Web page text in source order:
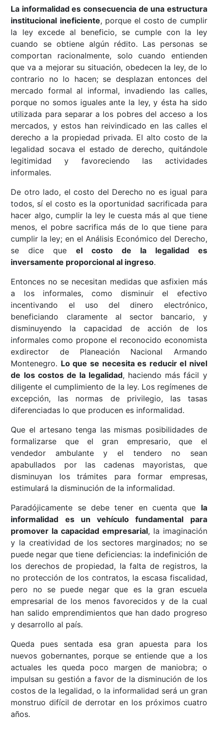
La informalidad es consecuencia de una estructura
institucional ineficiente, porque el costo de cumplir
la ley excede al beneficio, se cumple con la ley
cuando se obtiene algún rédito. Las personas se
comportan racionalmente, solo cuando entienden
que va a mejorar su situación, obedecen la ley, de lo
contrario no lo hacen; se desplazan entonces del
mercado formal al informal, invadiendo las calles,
porque no somos iguales ante la ley, y ésta ha sido
utilizada para separar a los pobres del acceso a los
mercados, y estos han reivindicado en las calles el
derecho a la propiedad privada. El alto costo de la
legalidad socava el estado de derecho, quitándole
legitimidad y favoreciendo las actividades
informales.
De otro lado, el costo del Derecho no es igual para
todos, sí el costo es la oportunidad sacrificada para
hacer algo, cumplir la ley le cuesta más al que tiene
menos, el pobre sacrifica más de lo que tiene para
cumplir la ley; en el Análisis Económico del Derecho,
se dice queel costo de la legalidad es
inversamente proporcional al ingreso.
Entonces no se necesitan medidas que asfixien más
a los informales, como disminuir el efectivo
incentivando el uso del dinero electrónico,
beneficiando claramente al sector bancario, y
disminuyendo la capacidad de acción de los
informales como propone el reconocido economista
exdirector de Planeación Nacional Armando
Montenegro. Lo que se necesita es reducir el nivel
de los costos de la legalidad, haciendo más fácil y
diligente el cumplimiento de la ley. Los regímenes de
excepción, las normas de privilegio, las tasas
diferenciadas lo que producen es informalidad.
Que el artesano tenga las mismas posibilidades de
formalizarse que el gran empresario, que el
vendedor ambulante y el tendero no sean
apabullados por las cadenas mayoristas, que
disminuyan los trámites para formar empresas,
estimulará la disminución de la informalidad.
Paradójicamente se debe tener en cuenta que la
informalidad es un vehículo fundamental para
promover la capacidad empresarial, la imaginación
y la creatividad de los sectores marginados; no se
puede negar que tiene deficiencias: la indefinición de
los derechos de propiedad, la falta de registros, la
no protección de los contratos, la escasa fiscalidad,
pero no se puede negar que es la gran escuela
empresarial de los menos favorecidos y de la cual
han salido emprendimientos que han dado progreso
y desarrollo al país.
Queda pues sentada esa gran apuesta para los
nuevos gobernantes, porque se entiende que a los
actuales les queda poco margen de maniobra; o
impulsan su gestión a favor de la disminución de los
costos de la legalidad, o la informalidad será un gran
monstruo difícil de derrotar en los próximos cuatro
años.